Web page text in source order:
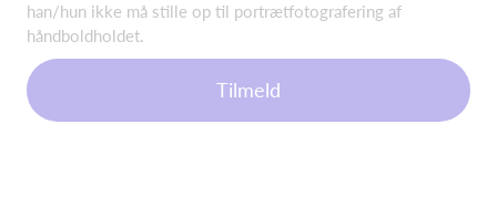
han/hun ikke må stille op til portrætfotografering af
håndboldholdet.
Tilmeld